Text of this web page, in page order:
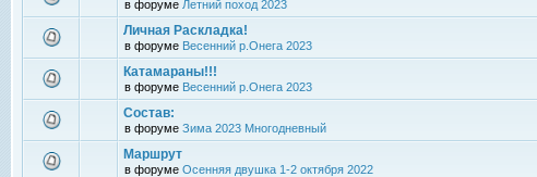
в форуме Летний поход 2023
Личная Раскладка!
в форуме Весенний р.Онега 2023
Катамараны!!!
в форуме Весенний р.Онега 2023
Состав:
в форуме Зима 2023 Многодневный
Маршрут
в форуме Осенняя двушка 1-2 октября 2022